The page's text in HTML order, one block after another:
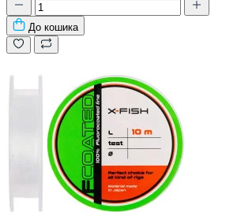
До кошика